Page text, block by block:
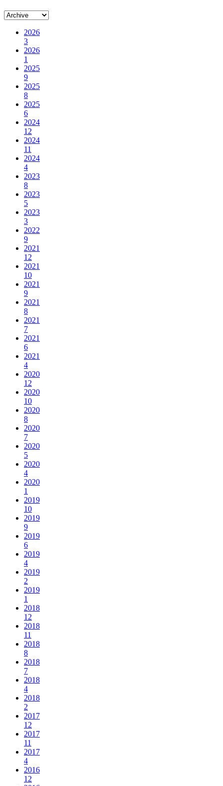
2026
3
2026
1
2025
9
2025
8
2025
6
2024
12
2024
11
2024
4
2023
8
2023
5
2023
3
2022
9
2021
12
2021
10
2021
9
2021
8
2021
7
2021
6
2021
4
2020
12
2020
10
2020
8
2020
7
2020
5
2020
4
2020
1
2019
10
2019
9
2019
6
2019
4
2019
2
2019
1
2018
12
2018
11
2018
8
2018
7
2018
4
2018
2
2017
12
2017
11
2017
4
2016
12